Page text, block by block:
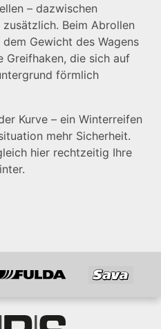
– dazwischen
Beim Abrollen
Gewicht des Wagens
Greifhaken, die sich auf
förmlich
Kurve – ein Winterreifen
mehr Sicherheit.
hier rechtzeitig Ihre